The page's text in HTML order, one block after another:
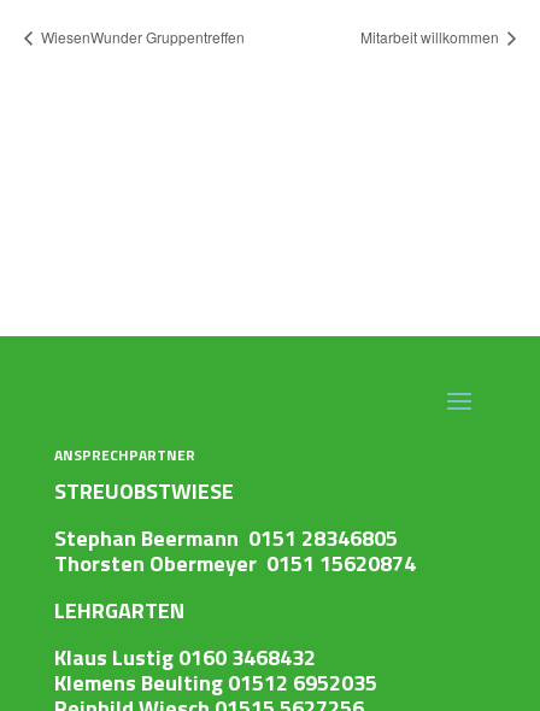
WiesenWunder Gruppentreffen Mitarbeit willkommen
ANSPRECHPARTNER
STREUOBSTWIESE
Stephan Beermann 0151 28346805
Thorsten Obermeyer 0151 15620874
LEHRGARTEN
Klaus Lustig 0160 3468432
Klemens Beulting 01512 6952035